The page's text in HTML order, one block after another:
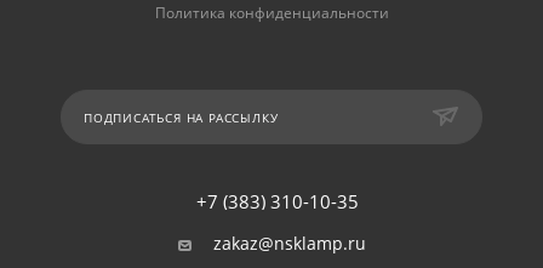
Политика конфиденциальности
ПОДПИСАТЬСЯ НА РАССЫЛКУ
+7 (383) 310-10-35
zakaz@nsklamp.ru